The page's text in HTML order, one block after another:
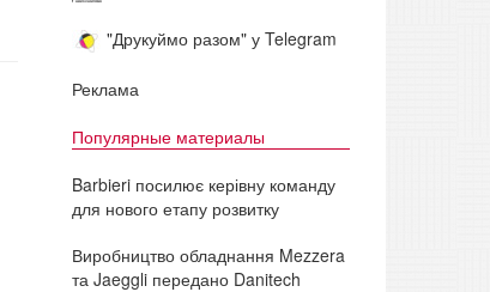
"Друкуймо разом" у Telegram
Реклама
Популярные материалы
Barbieri посилює керівну команду
для нового етапу розвитку
Виробництво обладнання Mezzera
та Jaeggli передано Danitech